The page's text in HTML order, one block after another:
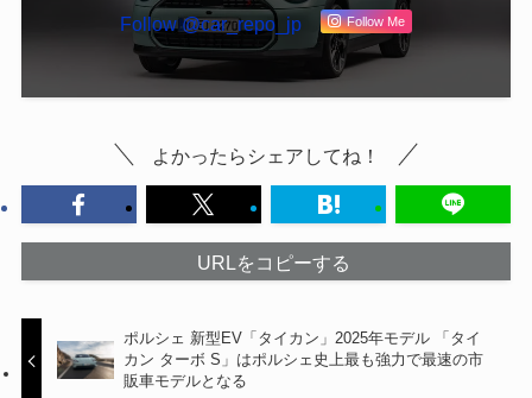
Follow @car_repo_jp Follow Me
よかったらシェアしてね！
URLをコピーする
ポルシェ 新型EV「タイカン」2025年モデル 「タイ
カン ターボ S」はポルシェ史上最も強力で最速の市
販車モデルとなる